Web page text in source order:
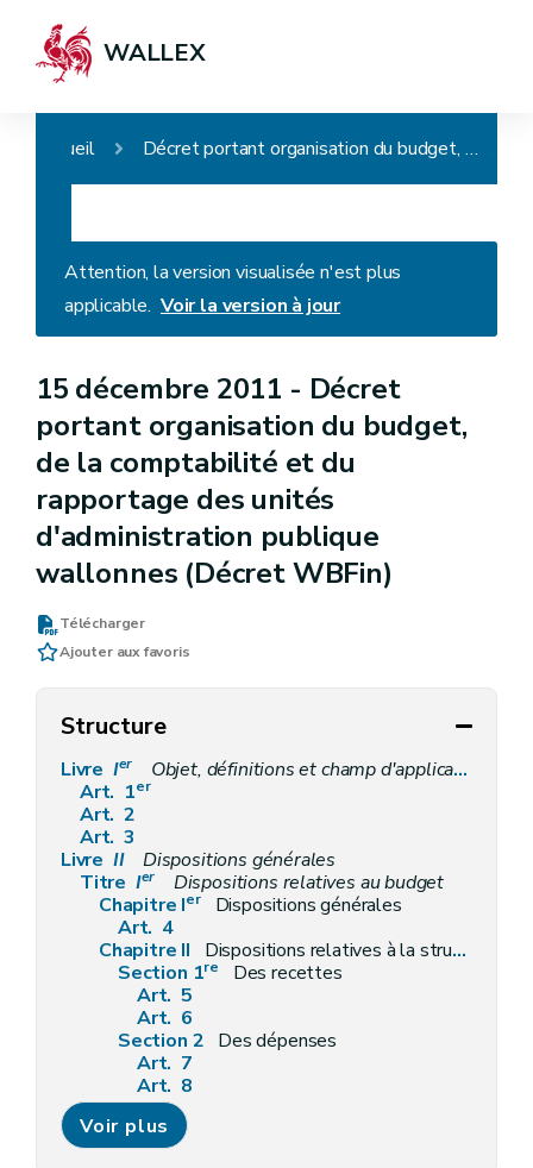
WALLEX
Accueil Décret portant organisation du budget, de la comptabilité et du rapportage des unités d'administration publique wallonnes (Décret WBFin)
Attention, la version visualisée n'est plus
applicable. Voir la version à jour
15 décembre 2011 - Décret
portant organisation du budget,
de la comptabilité et du
rapportage des unités
d'administration publique
wallonnes (Décret WBFin)
Télécharger
Ajouter aux favoris
Structure
Livre Ier
Objet, définitions et champ d'application
Art. 1er
Art. 2
Art. 3
Livre II
Dispositions générales
Titre Ier
Dispositions relatives au budget
Chapitre Ier
Dispositions générales
Art. 4
Chapitre II
Dispositions relatives à la structure, à la spécialisation et au contenu du budget
Section 1re
Des recettes
Art. 5
Art. 6
Section 2 Des dépenses
Art. 7
Art. 8
Section 3
Art. 9
Chapitre III
Voir plus